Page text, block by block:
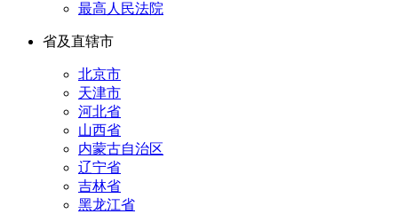
最高人民法院
省及直辖市
北京市
天津市
河北省
山西省
内蒙古自治区
辽宁省
吉林省
黑龙江省